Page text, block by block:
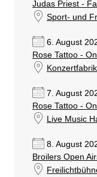
Judas Priest -
Sport- und
6. August
Rose Tattoo -
7. August
Rose Tattoo -
Live Music
8. August
Broilers Open